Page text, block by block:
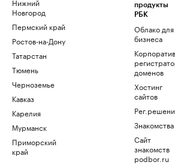
Новгород
Пермский край
Ростов-на-Дону
Татарстан
Тюмень
Черноземье
Кавказ
Карелия
Мурманск
Приморский
край
продукты
РБК
Облако для
бизнеса
доменов
Хостинг
сайтов
Знакомства
Сайт
знакомств
podbor.ru